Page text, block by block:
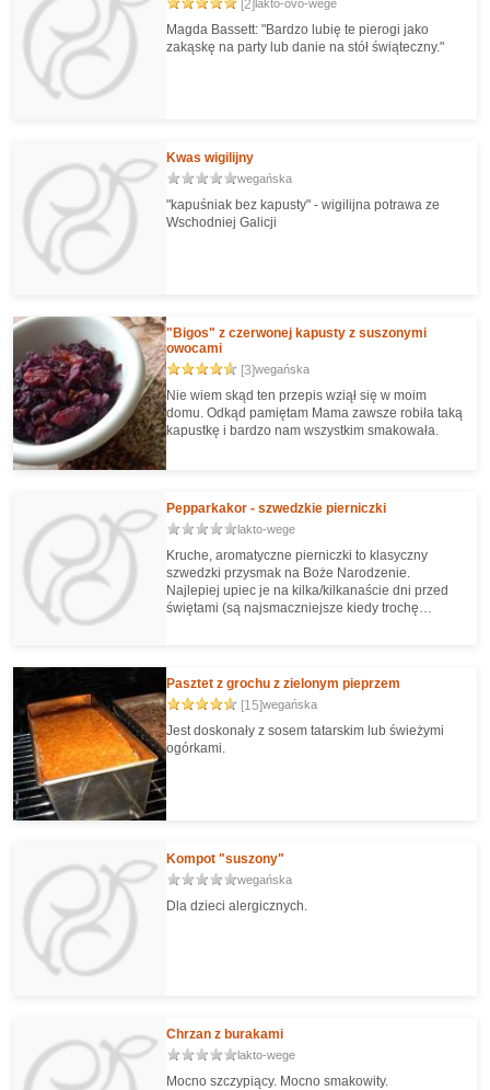
[2] lakto-ovo-wege
Magda Bassett: "Bardzo lubię te pierogi jako
zakąskę na party lub danie na stół świąteczny."
Kwas wigilijny
wegańska
"kapuśniak bez kapusty" - wigilijna potrawa ze
Wschodniej Galicji
"Bigos" z czerwonej kapusty z suszonymi
owocami
[3]wegańska
Nie wiem skąd ten przepis wziął się w moim
domu. Odkąd pamiętam Mama zawsze robiła taką
kapustkę i bardzo nam wszystkim smakowała.
Pepparkakor - szwedzkie pierniczki
lakto-wege
Kruche, aromatyczne pierniczki to klasyczny
szwedzki przysmak na Boże Narodzenie.
Najlepiej upiec je na kilka/kilkanaście dni przed
świętami (są najsmaczniejsze kiedy trochę
Pasztet z grochu z zielonym pieprzem
[15]wegańska
Jest doskonały z sosem tatarskim lub świeżymi
ogórkami.
Kompot "suszony"
wegańska
Dla dzieci alergicznych.
Chrzan z burakami
lakto-wege
Mocno szczypiący. Mocno smakowity.